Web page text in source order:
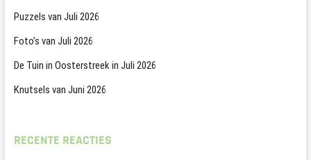
Puzzels van Juli 2026
Foto’s van Juli 2026
De Tuin in Oosterstreek in Juli 2026
Knutsels van Juni 2026
RECENTE REACTIES